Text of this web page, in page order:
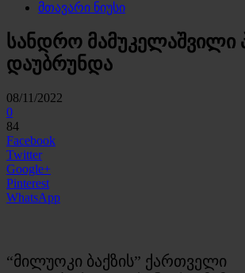
მთავარი ნიუსი
სანდრო მამუკელაშვილი
დაუბრუნდა
08/11/2022
0
84
Facebook
Twitter
Google+
Pinterest
WhatsApp
“მილუოკი ბაქზის” ქართველი